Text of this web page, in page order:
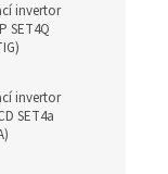
invertor
SET4Q
invertor
SET4a